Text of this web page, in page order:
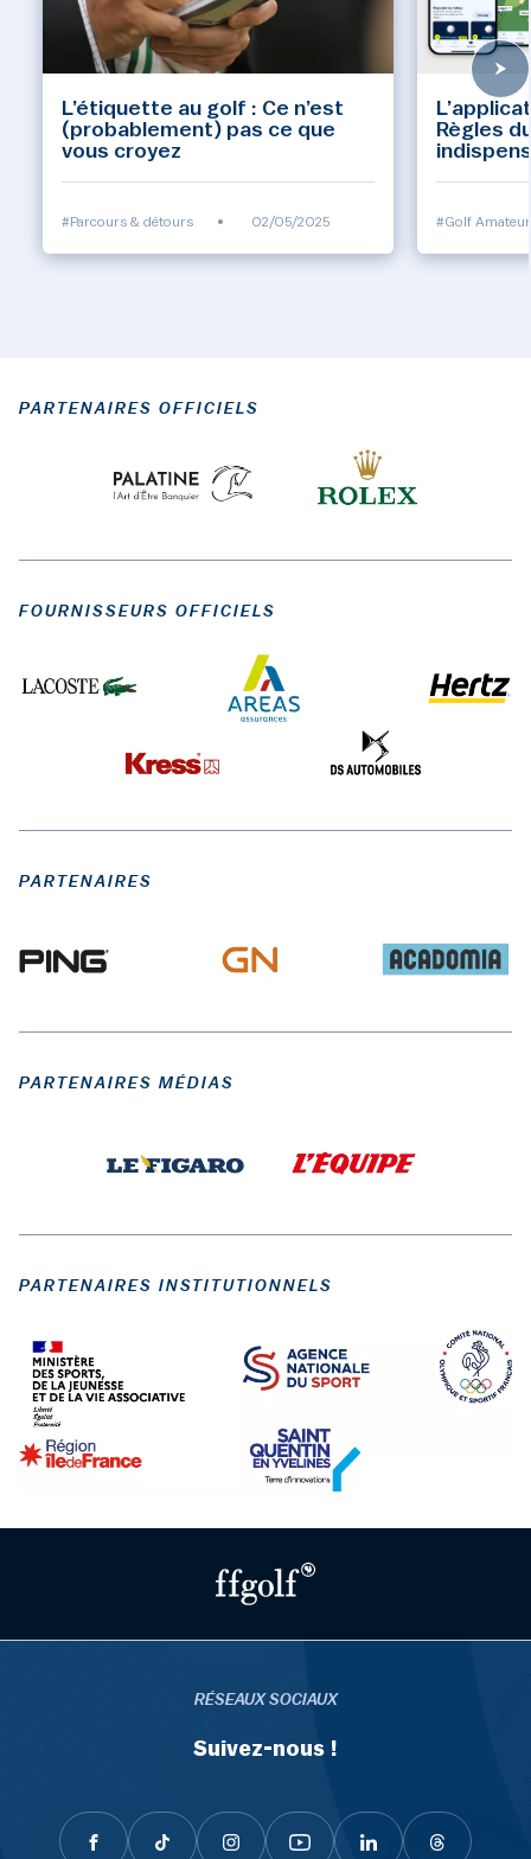
L’étiquette au golf : Ce n’est
(probablement) pas ce que
vous croyez
#Parcours & détours • 02/05/2025
Règles
#Golf Amateur
PARTENAIRES OFFICIELS
FOURNISSEURS OFFICIELS
PARTENAIRES
PARTENAIRES MÉDIAS
PARTENAIRES INSTITUTIONNELS
RÉSEAUX SOCIAUX
Suivez-nous !